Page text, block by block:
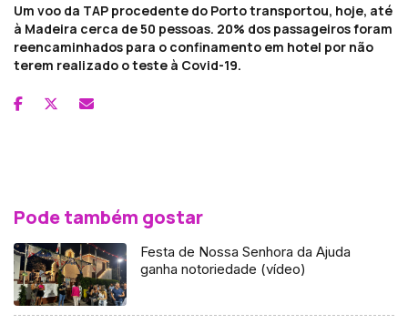
Um voo da TAP procedente do Porto transportou, hoje, até
à Madeira cerca de 50 pessoas. 20% dos passageiros foram
reencaminhados para o confinamento em hotel por não
terem realizado o teste à Covid-19.
Pode também gostar
Festa de Nossa Senhora da Ajuda
ganha notoriedade (vídeo)